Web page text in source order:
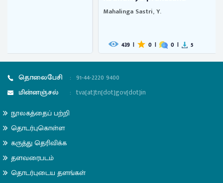
தொலைபேசி : 91-44-2220 9400
மின்னஞ்சல்
: tva[at]tn[dot]gov[dot]in
நூலகத்தைப் பற்றி
தொடர்புகொள்ள
கருத்து தெரிவிக்க
தளவரைபடம்
தொடர்புடைய தளங்கள்